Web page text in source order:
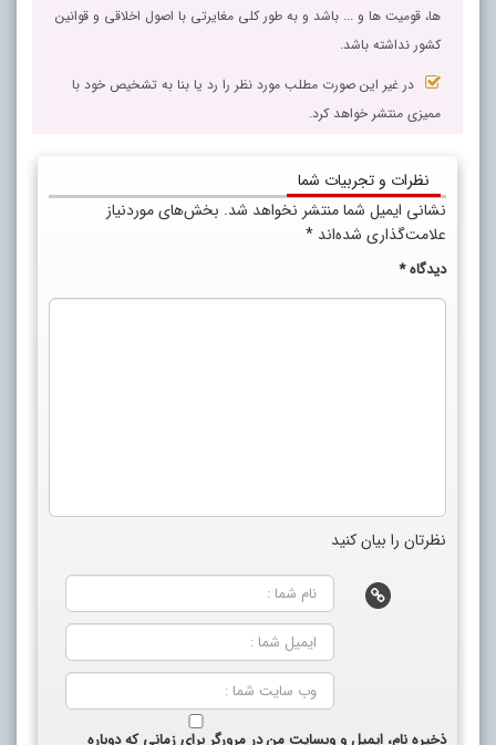
ها، قومیت ها و ... باشد و به طور کلی مغایرتی با اصول اخلاقی و قوانین
کشور نداشته باشد.
در غیر این صورت مطلب مورد نظر را رد یا بنا به تشخیص خود با
ممیزی منتشر خواهد کرد.
نظرات و تجربیات شما
نشانی ایمیل شما منتشر نخواهد شد. بخش‌های موردنیاز
علامت‌گذاری شده‌اند *
دیدگاه*
نظرتان را بیان کنید